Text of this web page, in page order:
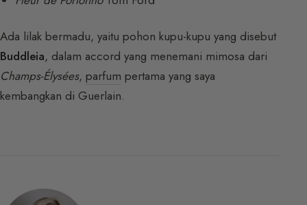
Ada lilak bermadu, yaitu pohon kupu-kupu yang disebut
Buddleia, dalam accord yang menemani mimosa dari
Champs-Élysées, parfum pertama yang saya
kembangkan di Guerlain.